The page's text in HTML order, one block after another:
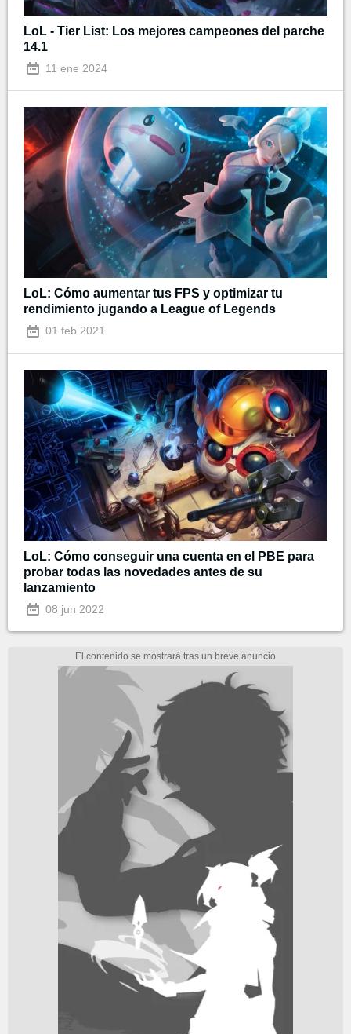
LoL - Tier List: Los mejores campeones del parche
14.1
11 ene 2024
LoL: Cómo aumentar tus FPS y optimizar tu
rendimiento jugando a League of Legends
01 feb 2021
LoL: Cómo conseguir una cuenta en el PBE para
probar todas las novedades antes de su
lanzamiento
08 jun 2022